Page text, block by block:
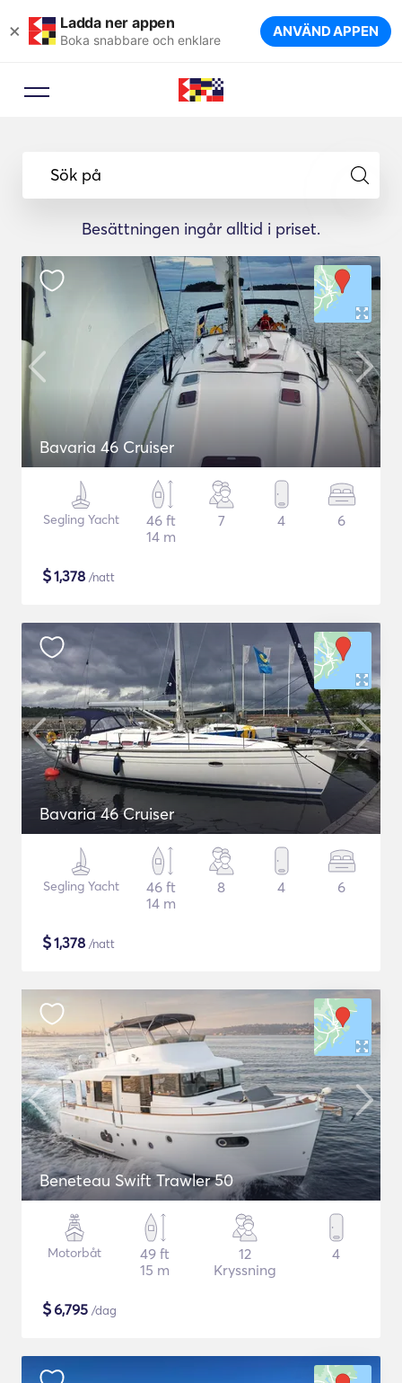
× Ladda ner appen
Boka snabbare och enklare ANVÄND APPEN
Sök på
Besättningen ingår alltid i priset.
Bavaria 46 Cruiser
Segling Yacht
46 ft
14 m
7 4 6
$1,378 /natt
Bavaria 46 Cruiser
Segling Yacht
46 ft
14 m
8 4 6
$1,378 /natt
Beneteau Swift Trawler 50
Motorbåt
49 ft
15 m
12
Kryssning
4
$6,795 /dag